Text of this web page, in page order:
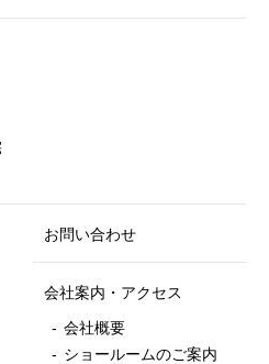
お問い合わせ
会社案内・アクセス
会社概要
ショールームのご案内